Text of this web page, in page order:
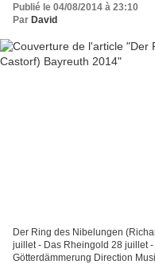
Publié le 04/08/2014 à 23:10
Par David
Der Ring des Nibelungen
juillet - Das Rheingold 28 juillet
Götterdämmerung Direction